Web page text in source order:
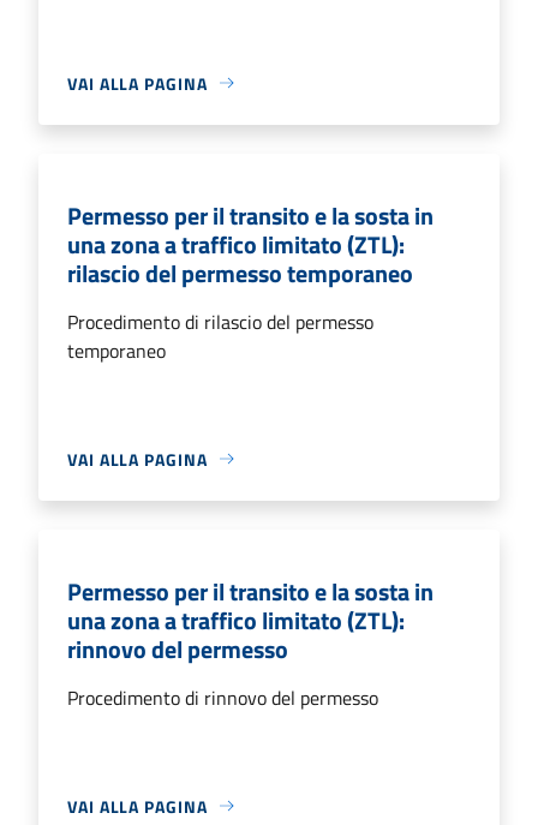
VAI ALLA PAGINA
Permesso per il transito e la sosta in
una zona a traffico limitato (ZTL):
rilascio del permesso temporaneo
Procedimento di rilascio del permesso
temporaneo
VAI ALLA PAGINA
Permesso per il transito e la sosta in
una zona a traffico limitato (ZTL):
rinnovo del permesso
Procedimento di rinnovo del permesso
VAI ALLA PAGINA